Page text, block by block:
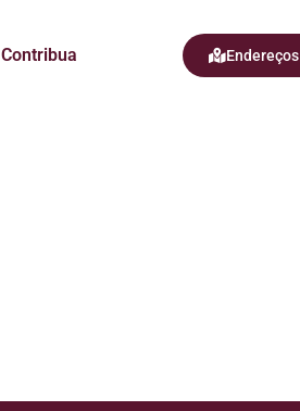
Contribua Endereços